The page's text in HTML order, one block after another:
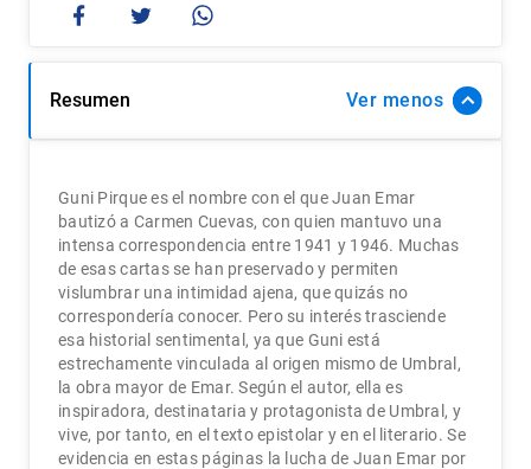
Resumen Ver
Guni Pirque es el nombre con el que Juan Emar
bautizó a Carmen Cuevas, con quien mantuvo una
intensa correspondencia entre 1941 y 1946. Muchas
de esas cartas se han preservado y permiten
vislumbrar una intimidad ajena, que quizás no
corresponderí­a conocer. Pero su interés trasciende
esa historial sentimental, ya que Guni está
estrechamente vinculada al origen mismo de Umbral,
la obra mayor de Emar. Según el autor, ella es
inspiradora, destinataria y protagonista de Umbral, y
vive, por tanto, en el texto epistolar y en el literario. Se
evidencia en estas páginas la lucha de Juan Emar por